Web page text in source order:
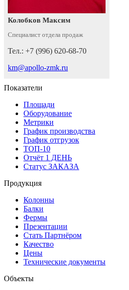
Колобков Максим
Специалист отдела продаж
Тел.: +7 (996) 620-68-70
km@apollo-zmk.ru
Показатели
Площади
Оборудование
Метрики
График производства
График отгрузок
ТОП-10
Отчёт 1 ДЕНЬ
Статус ЗАКАЗА
Продукция
Колонны
Балки
Фермы
Презентации
Стать Партнёром
Качество
Цены
Технические документы
Объекты